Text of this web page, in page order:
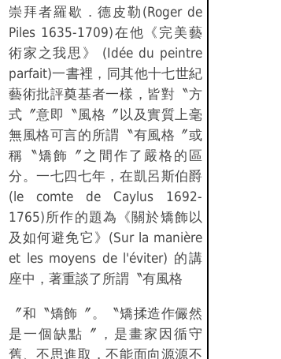
崇拜者羅歇．德皮勒(Roger de
Piles 1635-1709)在他《完美藝
術家之我思》 (Idée du peintre
parfait)一書裡，同其他十七世紀
藝術批評奠基者一樣，皆對〝方
式〞意即〝風格〞以及實質上毫
無風格可言的所謂〝有風格〞或
稱〝矯飾〞之間作了嚴格的區
分。一七四七年，在凱呂斯伯爵
(le comte de Caylus 1692-
1765)所作的題為《關於矯飾以
及如何避免它》(Sur la manière
et les moyens de l'éviter) 的講
座中，著重談了所謂〝有風格
〞和〝矯飾〞。〝矯揉造作儼然
是一個缺點〞，是畫家因循守
舊、不思進取，不能面向源源不